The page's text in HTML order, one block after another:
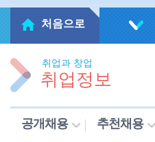
처음으로
취업과 창업
취업정보
공개채용 추천채용